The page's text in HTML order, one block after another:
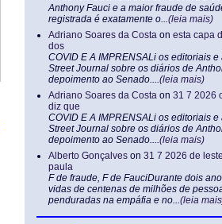
Anthony Fauci e a maior fraude de
registrada é exatamente o...(leia mais)
Adriano Soares da Costa on esta capa
dos
COVID E A IMPRENSALi os editoriais
Street Journal sobre os diários de
depoimento ao Senado....(leia mais)
Adriano Soares da Costa on 31 7 2026
diz que
COVID E A IMPRENSALi os editoriais
Street Journal sobre os diários de
depoimento ao Senado....(leia mais)
Alberto Gonçalves on 31 7 2026 de
paula
F de fraude, F de FauciDurante dois
vidas de centenas de milhões de
penduradas na empáfia e no...(leia